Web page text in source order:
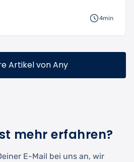
4min
Artikel von Any
mehr erfahren?
E-Mail bei uns an, wir